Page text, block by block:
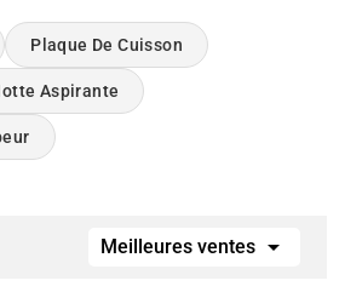
Plaque De Cuisson
Aspirante
Meilleures ventes 